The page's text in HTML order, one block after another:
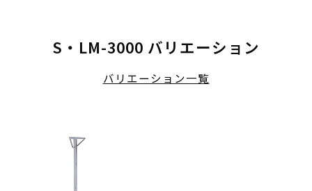
S・LM-3000 バリエーション
バリエーション一覧